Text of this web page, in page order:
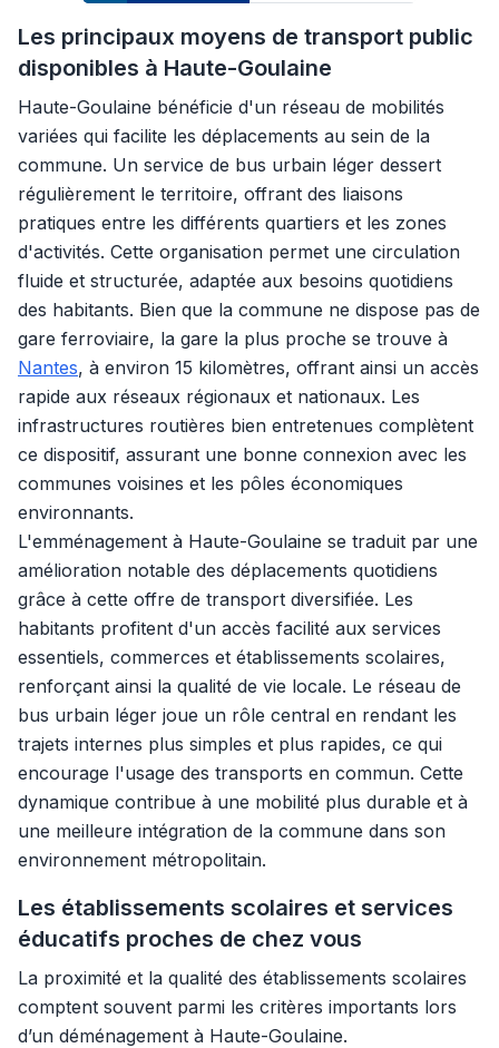
Les principaux moyens de transport public
disponibles à Haute-Goulaine
Haute-Goulaine bénéficie d'un réseau de mobilités
variées qui facilite les déplacements au sein de la
commune. Un service de bus urbain léger dessert
régulièrement le territoire, offrant des liaisons
pratiques entre les différents quartiers et les zones
d'activités. Cette organisation permet une circulation
fluide et structurée, adaptée aux besoins quotidiens
des habitants. Bien que la commune ne dispose pas de
gare ferroviaire, la gare la plus proche se trouve à
Nantes, à environ 15 kilomètres, offrant ainsi un accès
rapide aux réseaux régionaux et nationaux. Les
infrastructures routières bien entretenues complètent
ce dispositif, assurant une bonne connexion avec les
communes voisines et les pôles économiques
environnants.
L'emménagement à Haute-Goulaine se traduit par une
amélioration notable des déplacements quotidiens
grâce à cette offre de transport diversifiée. Les
habitants profitent d'un accès facilité aux services
essentiels, commerces et établissements scolaires,
renforçant ainsi la qualité de vie locale. Le réseau de
bus urbain léger joue un rôle central en rendant les
trajets internes plus simples et plus rapides, ce qui
encourage l'usage des transports en commun. Cette
dynamique contribue à une mobilité plus durable et à
une meilleure intégration de la commune dans son
environnement métropolitain.
Les établissements scolaires et services
éducatifs proches de chez vous
La proximité et la qualité des établissements scolaires
comptent souvent parmi les critères importants lors
d’un déménagement à Haute-Goulaine.